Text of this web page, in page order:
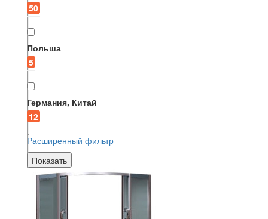
50
Польша
5
Германия, Китай
12
Расширенный фильтр
Показать